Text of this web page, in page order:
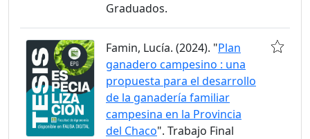
Graduados.
Famin, Lucía. (2024). "Plan
ganadero campesino : una
propuesta para el desarrollo
de la ganadería familiar
campesina en la Provincia
del Chaco". Trabajo Final